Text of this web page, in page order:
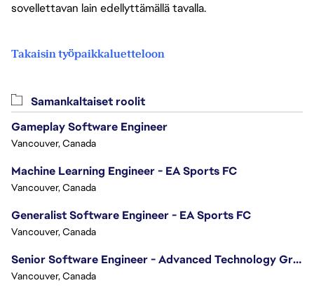
sovellettavan lain edellyttämällä tavalla.
Takaisin työpaikkaluetteloon
Samankaltaiset roolit
Gameplay Software Engineer
Vancouver, Canada
Machine Learning Engineer - EA Sports FC
Vancouver, Canada
Generalist Software Engineer - EA Sports FC
Vancouver, Canada
Senior Software Engineer - Advanced Technology Group
Vancouver, Canada